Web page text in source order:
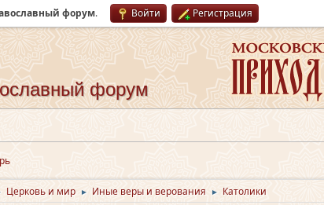
форум. Войти Регистрация
форум
Церковь и мир ► Иные веры и верования ► Католики